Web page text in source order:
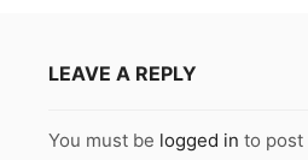
LEAVE A REPLY
You must be logged in to post